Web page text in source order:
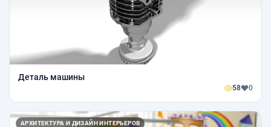
Деталь машины
58 0
АРХИТЕКТУРА И ДИЗАЙН ИНТЕРЬЕРОВ